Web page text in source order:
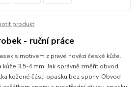
produkt
- ruční práce
s motivem z pravé hovězí české kůže.
3,5-4 mm. Jak správně změřit obvod
kožené části opasku bez spony. Obvod